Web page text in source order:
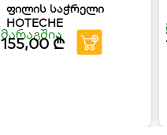
ფილის საჭრელი
HOTECHE
მარაგშია
155,00₾